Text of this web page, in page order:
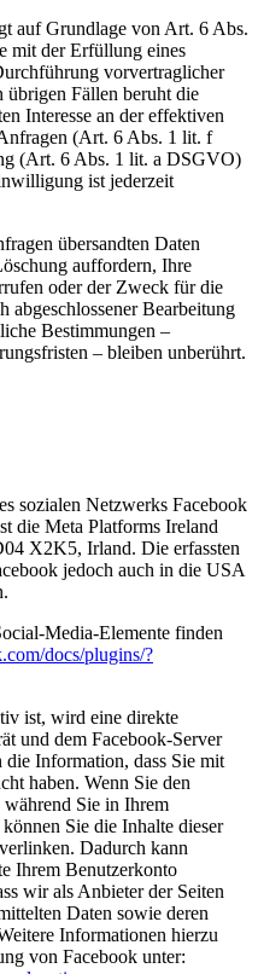
auf Grundlage von Art. 6 Abs.
mit der Erfüllung eines
vorvertraglicher
Fällen beruht die
Interesse an der effektiven
(Art. 6 Abs. 1 lit. f
(Art. 6 Abs. 1 lit. a DSGVO)
ist jederzeit
übersandten Daten
auffordern, Ihre
oder der Zweck für die
abgeschlossener Bearbeitung
Bestimmungen –
– bleiben unberührt.
sozialen Netzwerks Facebook
die Meta Platforms Ireland
X2K5, Irland. Die erfassten
jedoch auch in die USA
Media-Elemente finden
docs/plugins/?
ist, wird eine direkte
und dem Facebook-Server
die Information, dass Sie mit
haben. Wenn Sie den
Sie in Ihrem
Sie die Inhalte dieser
Dadurch kann
Ihrem Benutzerkonto
wir als Anbieter der Seiten
Daten sowie deren
Informationen hierzu
von Facebook unter: